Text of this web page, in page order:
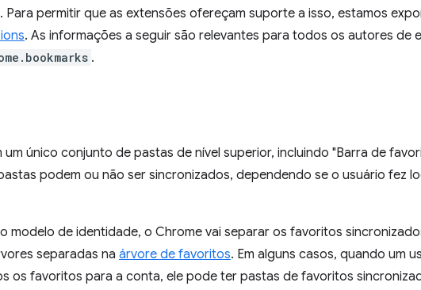
Para permitir que as extensões ofereçam suporte a isso, estamos
. As informações a seguir são relevantes para todos os autores de
.
um único conjunto de pastas de nível superior, incluindo "Barra de
podem ou não ser sincronizados, dependendo se o usuário fez
modelo de identidade, o Chrome vai separar os favoritos
separadas na árvore de favoritos. Em alguns casos, quando um
os favoritos para a conta, ele pode ter pastas de favoritos